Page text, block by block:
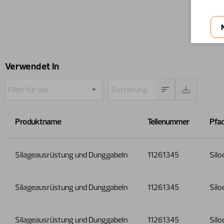
Verwendet in
Produktname Teilenummer
Silageausrüstung und Dunggabeln 11261345
Silageausrüstung und Dunggabeln 11261345
Silageausrüstung und Dunggabeln 11261345